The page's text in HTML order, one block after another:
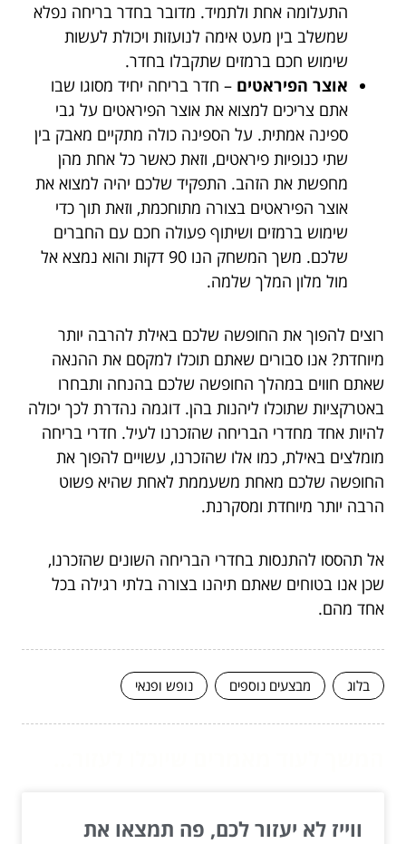
התעלומה אחת ולתמיד. מדובר בחדר בריחה נפלא
שמשלב בין מעט אימה לנועזות ויכולת לעשות
שימוש חכם ברמזים שתקבלו בחדר.
אוצר הפיראטים – חדר בריחה יחיד מסוגו שבו
אתם צריכים למצוא את אוצר הפיראטים על גבי
ספינה אמתית. על הספינה כולה מתקיים מאבק בין
שתי כנופיות פיראטים, וזאת כאשר כל אחת מהן
מחפשת את הזהב. התפקיד שלכם יהיה למצוא את
אוצר הפיראטים בצורה מתוחכמת, וזאת תוך כדי
שימוש ברמזים ושיתוף פעולה חכם עם החברים
שלכם. משך המשחק הנו 90 דקות והוא נמצא אל
מול מלון המלך שלמה.
רוצים להפוך את החופשה שלכם באילת להרבה יותר
מיוחדת? אנו סבורים שאתם תוכלו למקסם את ההנאה
שאתם חווים במהלך החופשה שלכם בהנחה ותבחרו
באטרקציות שתוכלו ליהנות בהן. דוגמה נהדרת לכך יכולה
להיות אחד מחדרי הבריחה שהזכרנו לעיל. חדרי בריחה
מומלצים באילת, כמו אלו שהזכרנו, עשויים להפוך את
החופשה שלכם מאחת משעממת לאחת שהיא פשוט
הרבה יותר מיוחדת ומסקרנת.
אל תהססו להתנסות בחדרי הבריחה השונים שהזכרנו,
שכן אנו בטוחים שאתם תיהנו בצורה בלתי רגילה בכל
אחד מהם.
בלוג מבצעים נוספים נופש ופנאי
ווייז לא יעזור לכם, פה תמצאו את